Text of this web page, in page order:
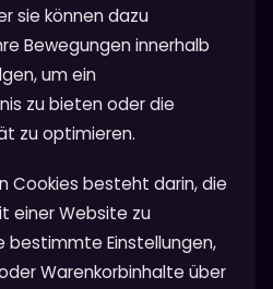
sie können dazu
Bewegungen innerhalb
um ein
zu bieten oder die
zu optimieren.
Cookies besteht darin, die
einer Website zu
bestimmte Einstellungen,
Warenkorbinhalte über